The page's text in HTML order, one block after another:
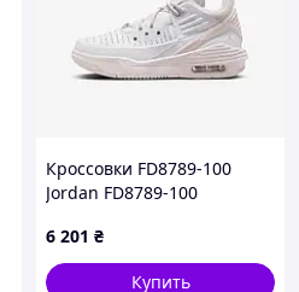
Кроссовки FD8789-100
Jordan FD8789-100
6 201 ₴
Купить